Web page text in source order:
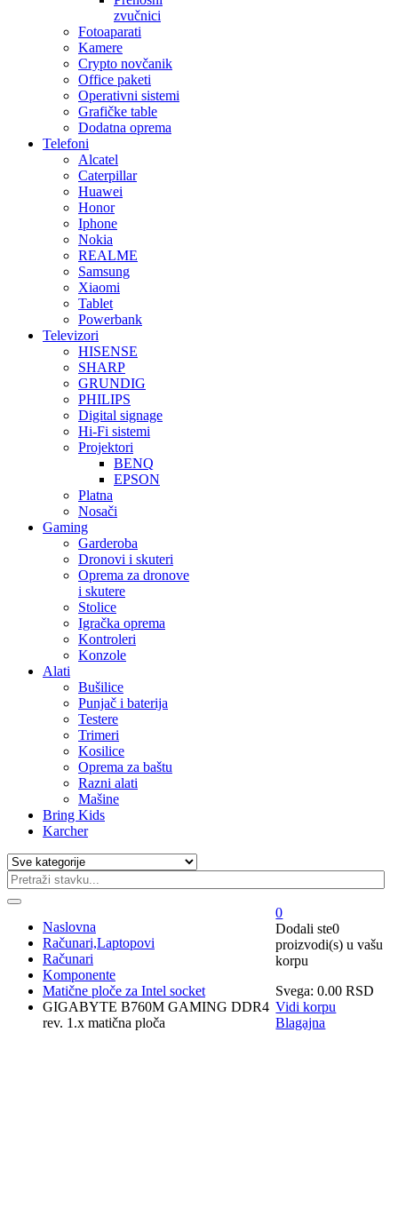
zvučnici
Fotoaparati
Kamere
Crypto novčanik
Office paketi
Operativni sistemi
Grafičke table
Dodatna oprema
Telefoni
Alcatel
Caterpillar
Huawei
Honor
Iphone
Nokia
REALME
Samsung
Xiaomi
Tablet
Powerbank
Televizori
HISENSE
SHARP
GRUNDIG
PHILIPS
Digital signage
Hi-Fi sistemi
Projektori
BENQ
EPSON
Platna
Nosači
Gaming
Garderoba
Dronovi i skuteri
Oprema za dronove
i skutere
Stolice
Igračka oprema
Kontroleri
Konzole
Alati
Bušilice
Punjač i baterija
Testere
Trimeri
Kosilice
Oprema za baštu
Razni alati
Mašine
Bring Kids
Karcher
0
Dodali ste0
proizvodi(s) u vašu
korpu
Svega: 0.00RSD
Vidi korpu
Blagajna
Naslovna
Računari,Laptopovi
Računari
Komponente
Matične ploče za Intel socket
GIGABYTE B760M GAMING DDR4
rev. 1.x matična ploča